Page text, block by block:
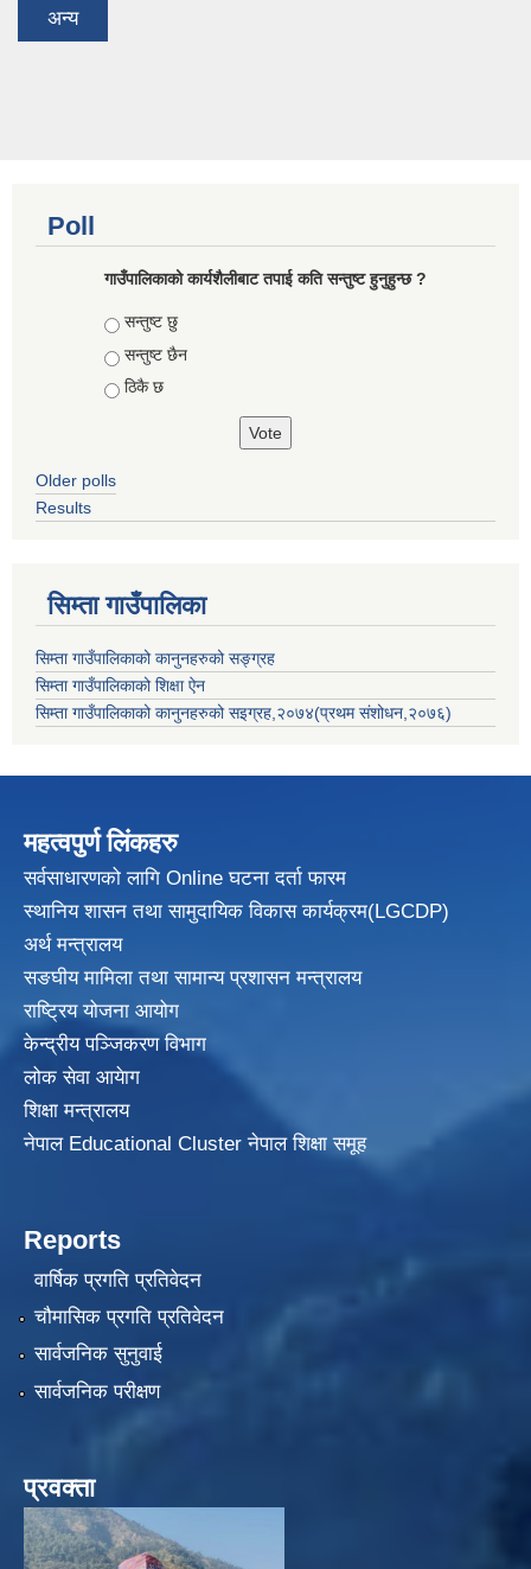
अन्य
Poll
गाउँपालिकाको कार्यशैलीबाट तपाई कति सन्तुष्ट हुनुहुन्छ ?
Choices
सन्तुष्ट छु
सन्तुष्ट छैन
ठिकै छ
Older polls
Results
सिम्ता गाउँपालिका
सिम्ता गाउँपालिकाको कानुनहरुको सङ्ग्रह
सिम्ता गाउँपालिकाको शिक्षा ऐन
सिम्ता गाउँपालिकाको कानुनहरुको सइग्रह,२०७४(प्रथम संशोधन,२०७६)
महत्वपुर्ण लिंकहरु
सर्वसाधारणको लागि Online घटना दर्ता फारम
स्थानिय शासन तथा सामुदायिक विकासकार्यक्रम(LGCDP)
अर्थ मन्त्रालय
सङघीय मामिला तथा सामान्य प्रशासन मन्त्रालय
राष्ट्रिय योजना आयोग
केन्द्रीय पञ्जिकरण विभाग
लोक सेवा आयेाग
शिक्षा मन्त्रालय
नेपाल Educational Cluster नेपाल शिक्षा समूह
Reports
वार्षिक प्रगति प्रतिवेदन
चौमासिक प्रगति प्रतिवेदन
सार्वजनिक सुनुवाई
सार्वजनिक परीक्षण
प्रवक्ता